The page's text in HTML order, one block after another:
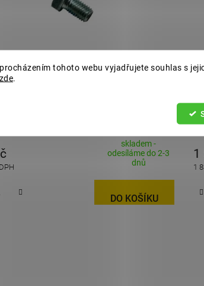
tohoto webu vyjadřujete souhlas s
zde
skladem -
odesíláme do 2-3
dnů
DO KOŠÍKU
1
1